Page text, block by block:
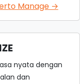
Manage →
nyata dengan
dan